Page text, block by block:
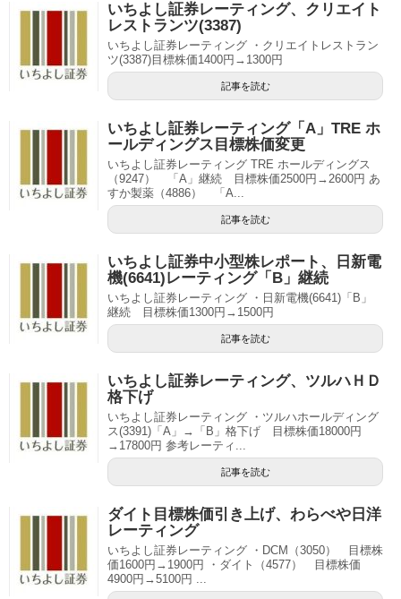
いちよし証券レーティング、クリエイト
レストランツ(3387)
いちよし証券レーティング ・クリエイトレストラン
ツ(3387)目標株価1400円→1300円
記事を読む
いちよし証券レーティング「A」TRE ホ
ールディングス目標株価変更
いちよし証券レーティング TRE ホールディングス
（9247） 「A」継続 目標株価2500円→2600円 あ
すか製薬（4886） 「A...
記事を読む
いちよし証券中小型株レポート、日新電
機(6641)レーティング「B」継続
いちよし証券レーティング ・日新電機(6641)「B」
継続 目標株価1300円→1500円
記事を読む
いちよし証券レーティング、ツルハＨＤ
格下げ
いちよし証券レーティング ・ツルハホールディング
ス(3391)「A」→「B」格下げ 目標株価18000円
→17800円 参考レーティ...
記事を読む
ダイト目標株価引き上げ、わらべや日洋
レーティング
いちよし証券レーティング ・DCM（3050） 目標株
価1600円→1900円 ・ダイト（4577） 目標株価
4900円→5100円 ...